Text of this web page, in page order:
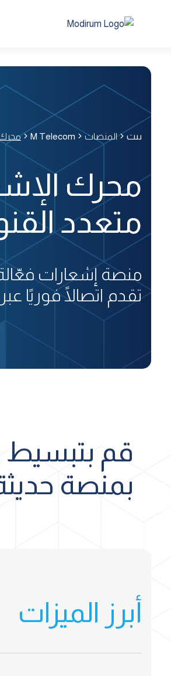
بيت المنصات M Telecom محرك
محرك
متعدد
منصة إشعارات
تقدم اتصالًا فوريًا
قم بتبسيط
بمنصة
أبرز الميزات